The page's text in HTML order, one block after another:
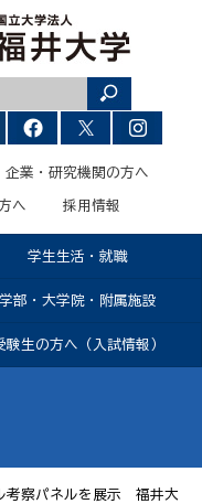
企業・研究機関の方へ
へ 採用情報
学生生活・就職
学部・大学院・附属施設
験生の方へ（入試情報）
考察パネルを展示 福井大